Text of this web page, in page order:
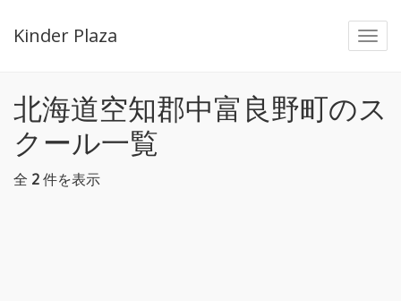
Kinder Plaza
北海道空知郡中富良野町のス
クール一覧
全 2件を表示